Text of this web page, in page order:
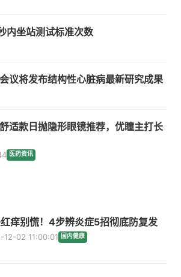
内坐站测试标准次数
议将发布结构性心脏病最新研究成果
适款日抛隐形眼镜推荐，优瞳主打长
医药资讯
痒别慌！4步辨炎症5招彻底防复发
12-02 11:00:01 国内健康